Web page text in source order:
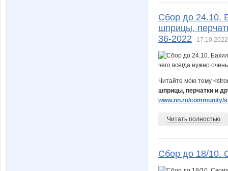
Сбор до 24.10.
шприцы,
36-2022
Читайте мою тему
шприцы, перчатки и
www.nn.ru/community/
Читать полностью
Сбор до 18/10.